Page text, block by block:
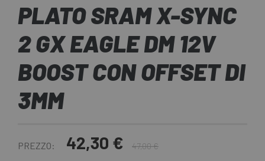
PLATO SRAM X-SYNC
2 GX EAGLE DM 12V
BOOST CON OFFSET DI
3MM
PREZZO: 42,30 € 47,00 €